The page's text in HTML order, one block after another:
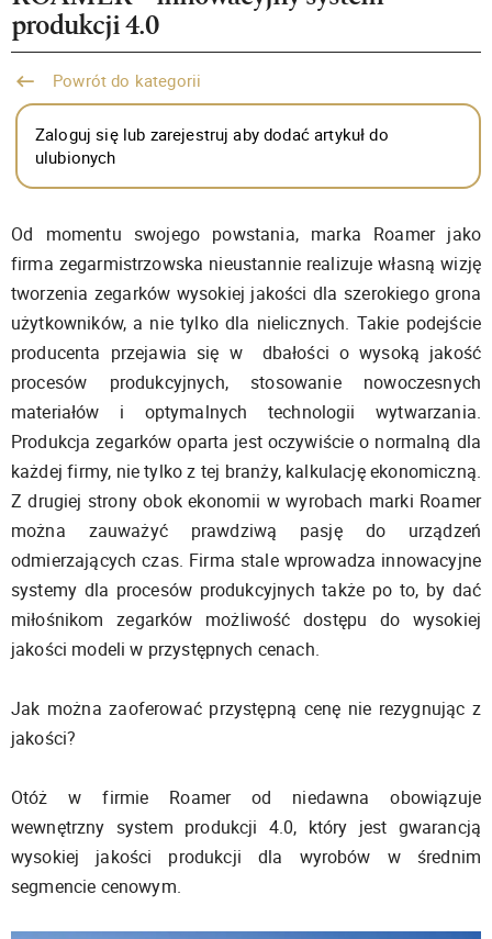
produkcji 4.0
Powrót do kategorii
Zaloguj się lub zarejestruj aby dodać artykuł do
ulubionych
Od momentu swojego powstania, marka Roamer jako
firma zegarmistrzowska nieustannie realizuje własną wizję
tworzenia zegarków wysokiej jakości dla szerokiego grona
użytkowników, a nie tylko dla nielicznych. Takie podejście
producenta przejawia się w dbałości o wysoką jakość
procesów produkcyjnych, stosowanie nowoczesnych
materiałów i optymalnych technologii wytwarzania.
Produkcja zegarków oparta jest oczywiście o normalną dla
każdej firmy, nie tylko z tej branży, kalkulację ekonomiczną.
Z drugiej strony obok ekonomii w wyrobach marki Roamer
można zauważyć prawdziwą pasję do urządzeń
odmierzających czas. Firma stale wprowadza innowacyjne
systemy dla procesów produkcyjnych także po to, by dać
miłośnikom zegarków możliwość dostępu do wysokiej
jakości modeli w przystępnych cenach.
Jak można zaoferować przystępną cenę nie rezygnując z
jakości?
Otóż w firmie Roamer od niedawna obowiązuje
wewnętrzny system produkcji 4.0, który jest gwarancją
wysokiej jakości produkcji dla wyrobów w średnim
segmencie cenowym.